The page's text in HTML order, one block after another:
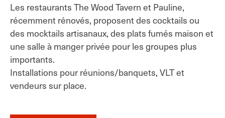
Les restaurants The Wood Tavern et Pauline,
récemment rénovés, proposent des cocktails ou
des mocktails artisanaux, des plats fumés maison et
une salle à manger privée pour les groupes plus
importants.
Installations pour réunions/banquets, VLT et
vendeurs sur place.